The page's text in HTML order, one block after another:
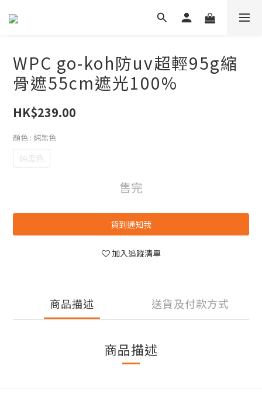
WPC go-koh防uv超輕95g縮
骨遮55cm遮光100%
HK$239.00
顏色 : 純黑色
純黑色
售完
貨到通知我
加入追蹤清單
商品描述 送貨及付款方式
商品描述